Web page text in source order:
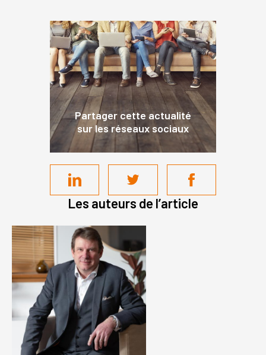
Partager cette actualité
sur les réseaux sociaux
Les auteurs de l’article